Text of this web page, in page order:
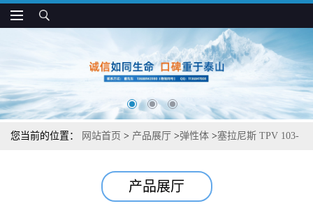
您当前的位置： 网站首页 > 产品展厅 >弹性体 >塞拉尼斯 TPV 103-
产品展厅